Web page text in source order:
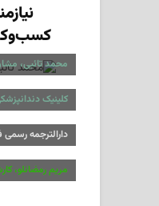
محمد تائبی،
کلینیک
دارالترجمه
مریم رمضانلو،